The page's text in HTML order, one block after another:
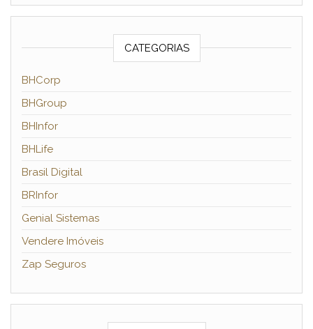
CATEGORIAS
BHCorp
BHGroup
BHInfor
BHLife
Brasil Digital
BRInfor
Genial Sistemas
Vendere Imóveis
Zap Seguros